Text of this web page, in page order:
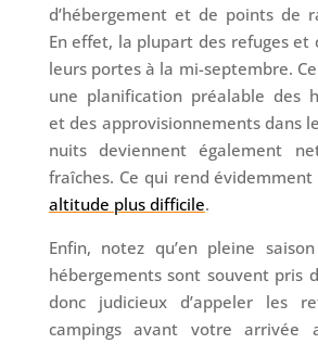
d’hébergement et de points de
En effet, la plupart des refuges et
leurs portes à la mi-septembre.
une planification préalable des
et des approvisionnements dans
nuits deviennent également
fraîches. Ce qui rend évidemment
altitude plus difficile.
Enfin, notez qu’en pleine
hébergements sont souvent pris
donc judicieux d’appeler les
campings avant votre arrivée